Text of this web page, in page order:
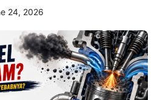
24, 2026